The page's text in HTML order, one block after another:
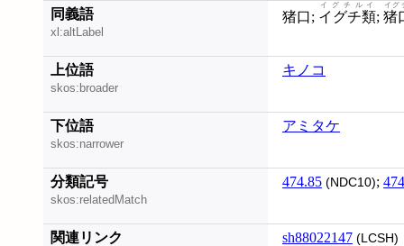
同義語
xl:altLabel
猪口; イグチ類
イグチルイ
; 猪
イグ
上位語
skos:broader
キノコ
下位語
skos:narrower
アミタケ
分類記号
skos:relatedMatch
474.85 (NDC10);
関連リンク sh88022147 (LCSH)